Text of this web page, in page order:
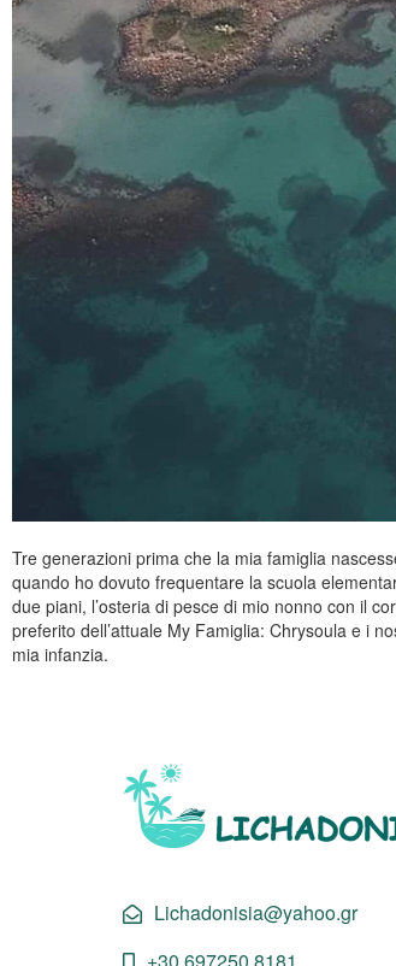
Tre generazioni prima che la mia famiglia
quando ho dovuto frequentare la scuola
due piani, l’osteria di pesce di mio nonno con il
preferito dell’attuale My Famiglia: Chrysoula e i
mia infanzia.
Lichadonisia@yahoo.gr
+30 697250 8181